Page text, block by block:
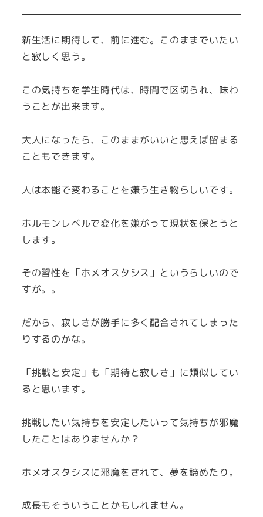
新生活に期待して、前に進む。このままでいたい
と寂しく思う。
この気持ちを学生時代は、時間で区切られ、味わ
うことが出来ます。
大人になったら、このままがいいと思えば留まる
こともできます。
人は本能で変わることを嫌う生き物らしいです。
ホルモンレベルで変化を嫌がって現状を保とうと
します。
その習性を「ホメオスタシス」というらしいので
すが。。
だから、寂しさが勝手に多く配合されてしまった
りするのかな。
「挑戦と安定」も「期待と寂しさ」に類似してい
ると思います。
挑戦したい気持ちを安定したいって気持ちが邪魔
したことはありませんか？
ホメオスタシスに邪魔をされて、夢を諦めたり。
成長もそういうことかもしれません。